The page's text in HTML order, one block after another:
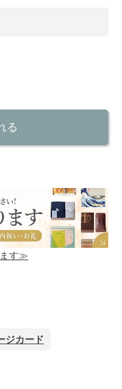
る
ます≫
ジカード